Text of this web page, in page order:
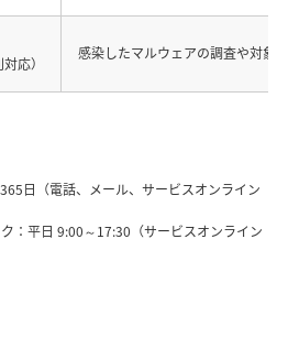
応）
感染したマルウェアの調査や対象
日（電話、メール、サービスオンライン
：平日 9:00～17:30（サービスオンライン